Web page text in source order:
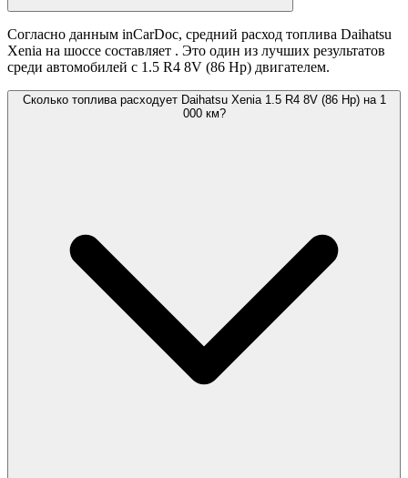
Согласно данным inCarDoc, средний расход топлива Daihatsu
Xenia на шоссе составляет . Это один из лучших результатов
среди автомобилей с 1.5 R4 8V (86 Hp) двигателем.
Сколько топлива расходует Daihatsu Xenia 1.5 R4 8V (86 Hp) на 1
000 км?